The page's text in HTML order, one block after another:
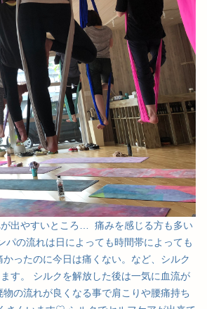
出やすいところ… 痛みを感じる方も多い
の流れは日によっても時間帯によっても
ったのに今日は痛くない。など、シルク
す。 シルクを解放した後は一気に血流が
の流れが良くなる事で肩こりや腰痛持ち